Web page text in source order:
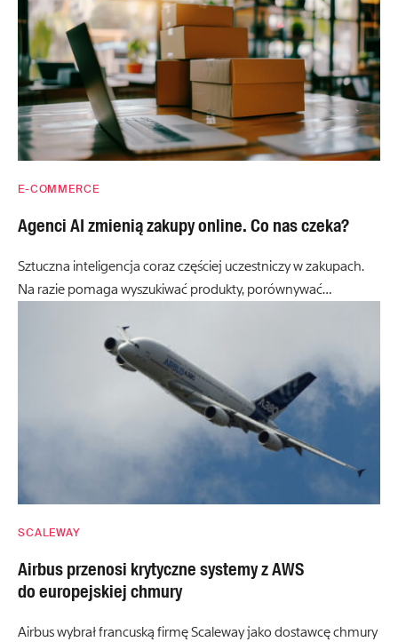
E-COMMERCE
Agenci AI zmienią zakupy online. Co nas czeka?
Sztuczna inteligencja coraz częściej uczestniczy w zakupach.
Na razie pomaga wyszukiwać produkty, porównywać…
SCALEWAY
Airbus przenosi krytyczne systemy z AWS
do europejskiej chmury
Airbus wybrał francuską firmę Scaleway jako dostawcę chmury